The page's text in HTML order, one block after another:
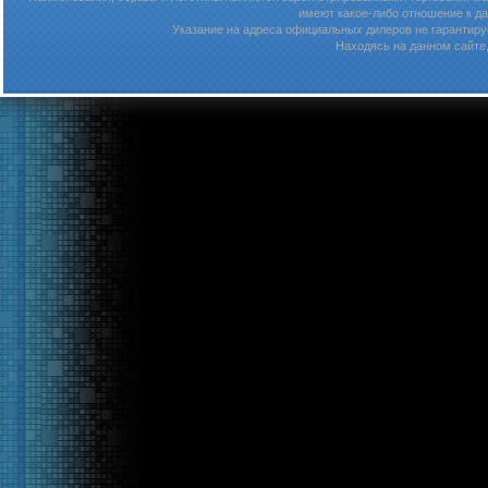
имеют какое-либо отношение к
Указание на адреса официальных дилеров не
Находясь на данном